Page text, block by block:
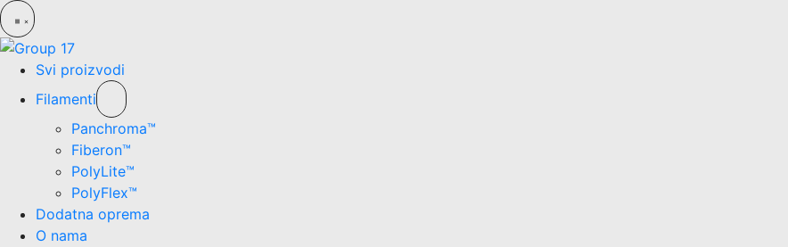
Svi proizvodi
Filamenti
Panchroma™
Fiberon™
PolyLite™
PolyFlex™
Dodatna oprema
O nama